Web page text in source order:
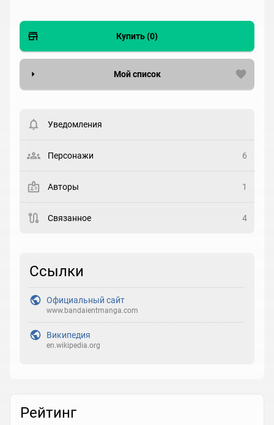
Купить (0)
Мой список
Статус
Рейтинг
Выберите реакцию
Уведомления
Персонажи 6
Авторы 1
Связанное 4
Ссылки
Официальный сайт
www.bandaientmanga.com
Википедия
en.wikipedia.org
Рейтинг